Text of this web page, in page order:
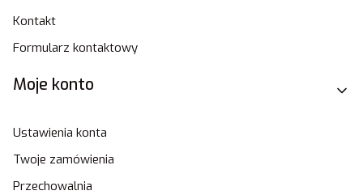
Kontakt
Formularz kontaktowy
Moje konto
Ustawienia konta
Twoje zamówienia
Przechowalnia